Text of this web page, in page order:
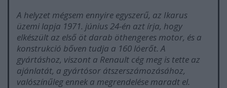
A helyzet mégsem ennyire egyszerű, az Ikarus
üzemi lapja 1971. június 24-én azt írja, hogy
elkészült az első öt darab öthengeres motor, és a
konstrukció bőven tudja a 160 lóerőt. A
gyártáshoz, viszont a Renault cég meg is tette az
ajánlatát, a gyártósor átszerszámozásához,
valószínűleg ennek a megrendelése maradt el.